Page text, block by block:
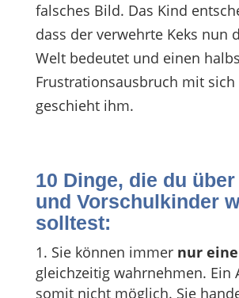
falsches Bild. Das Kind
dass der verwehrte Keks nun
Welt bedeutet und einen
Frustrationsausbruch mit sich
geschieht ihm.
10 Dinge, die du
und Vorschulkinder
solltest:
Sie können immer nur
gleichzeitig wahrnehmen. Ein
somit nicht möglich. Sie